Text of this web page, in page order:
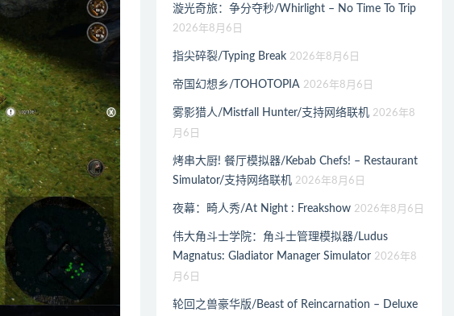
漩光奇旅：争分夺秒/Whirlight – No Time To Trip
2026年8月6日
指尖碎裂/Typing Break 2026年8月6日
帝国幻想乡/TOHOTOPIA 2026年8月6日
雾影猎人/Mistfall Hunter/支持网络联机 2026年8
月6日
烤串大厨! 餐厅模拟器/Kebab Chefs! – Restaurant
Simulator/支持网络联机 2026年8月6日
夜幕：畸人秀/At Night : Freakshow 2026年8月6日
伟大角斗士学院：角斗士管理模拟器/Ludus
Magnatus: Gladiator Manager Simulator 2026年8
月6日
轮回之兽豪华版/Beast of Reincarnation – Deluxe